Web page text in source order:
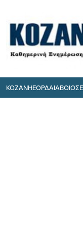
ΚΟΖΑΝΗΕΟΡΔΑΙΑΒΟΙΟ